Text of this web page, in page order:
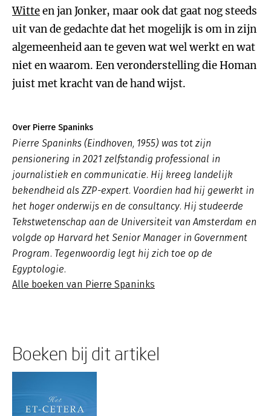
Witteen jan Jonker, maar ook dat gaat nog steeds
uit van de gedachte dat het mogelijk is om in zijn
algemeenheid aan te geven wat wel werkt en wat
niet en waarom. Een veronderstelling die Homan
juist met kracht van de hand wijst.
Over Pierre Spaninks
Pierre Spaninks (Eindhoven, 1955) was tot zijn
pensionering in 2021 zelfstandig professional in
journalistiek en communicatie. Hij kreeg landelijk
bekendheid als ZZP-expert. Voordien had hij gewerkt in
het hoger onderwijs en de consultancy. Hij studeerde
Tekstwetenschap aan de Universiteit van Amsterdam en
volgde op Harvard het Senior Manager in Government
Program. Tegenwoordig legt hij zich toe op de
Egyptologie.
Alle boeken van Pierre Spaninks
Boeken bij dit artikel